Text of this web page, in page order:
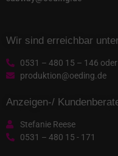
Wir sind erreichbar unter
0531 – 480 15 – 146
produktion@oeding.de
Anzeigen-/
Stefanie Reese
0531 – 480 15 - 171